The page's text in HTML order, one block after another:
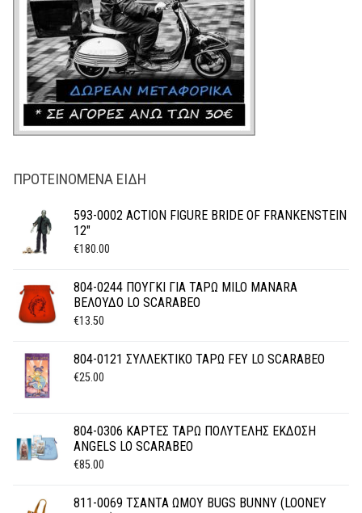
ΠΡΟΤΕΙΝΌΜΕΝΑ ΕΊΔΗ
593-0002 ACTION FIGURE BRIDE OF FRANKENSTEIN
12"
€180.00
804-0244 ΠΟΥΓΚΙ ΓΙΑ ΤΑΡΩ MILO MANARA
ΒΕΛΟΥΔΟ LO SCARABEO
€13.50
804-0121 ΣΥΛΛΕΚΤΙΚΟ ΤΑΡΩ FEY LO SCARABEO
€25.00
804-0306 ΚΑΡΤΕΣ ΤΑΡΩ ΠΟΛΥΤΕΛΗΣ ΕΚΔΟΣΗ
ANGELS LO SCARABEO
€85.00
811-0069 ΤΣΑΝΤΑ ΩΜΟΥ BUGS BUNNY (LOONEY